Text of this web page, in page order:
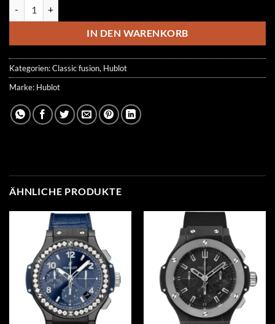
499.00 €269.00 €.
IN DEN WARENKORB
Kategorien:Classic fusion, Hublot
Marke: Hublot
ÄHNLICHE PRODUKTE